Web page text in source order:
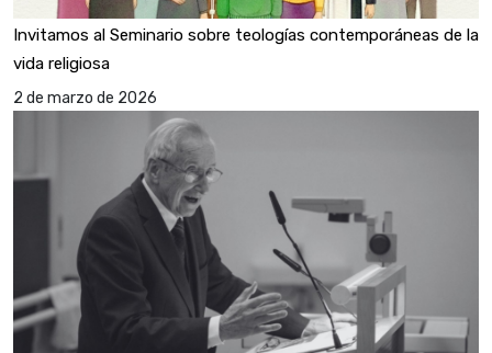
Invitamos al Seminario sobre teologías contemporáneas de la
vida religiosa
2 de marzo de 2026